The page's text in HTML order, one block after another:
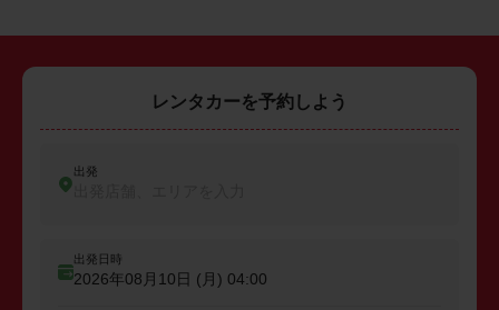
レンタカーを予約しよう
出発
出発日時
2026年08月10日 (月) 04:00